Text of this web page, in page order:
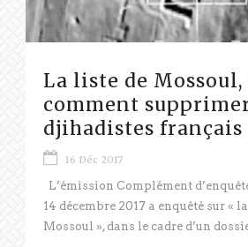
La liste de Mossoul,
comment
djihadistes français
16 Déc 2017
L’émission Complément
14 décembre 2017 a enquêté sur «
Mossoul », dans le cadre d’un